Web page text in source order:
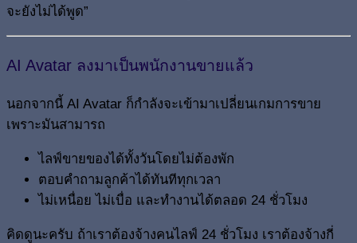
จะยังไม่ได้พูด”
AI Avatar ลงมาเป็นพนักงานขายแล้ว
นอกจากนี้ AI Avatar ก็กำลังจะเข้ามาเปลี่ยนเกมการขาย
เพราะมันสามารถ
ไลฟ์ขายของได้ทั้งวันโดยไม่ต้องพัก
ตอบคำถามลูกค้าได้ทันทีทุกเวลา
ไม่เหนื่อย ไม่เบื่อ และทำงานได้ตลอด 24 ชั่วโมง
คิดดูนะครับ ถ้าเราต้องจ้างคนไลฟ์ 24 ชั่วโมง เราต้องจ้างกี่